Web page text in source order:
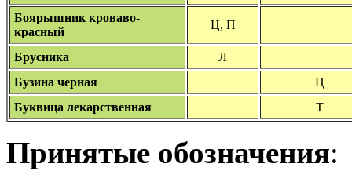
Боярышник кроваво-
красный
Ц, П
Брусника
Л
Бузина черная
Ц
Буквица лекарственная
Т
Принятые обозначения: